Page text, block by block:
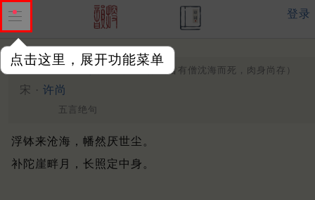
点击这里，展开功能菜单
登录
华亭百咏 其五 安公像 （昔有僧沈海而死，肉身尚存）
宋 · 许尚
五言绝句
浮钵来沧海，幡然厌世尘。
补陀崖畔月，长照定中身。